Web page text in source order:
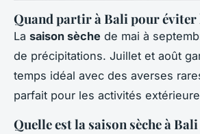
Quand partir à Bali pour éviter
La saison sèche de mai à
de précipitations. Juillet et août
temps idéal avec des averses
parfait pour les activités
Quelle est la saison sèche à Bali